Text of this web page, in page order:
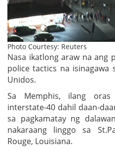
Photo Courtesy: Reuters
Nasa ikatlong araw na ang
police tactics na isinagawa
Unidos.
Sa Memphis, ilang
interstate-40 dahil daan-
sa pagkamatay ng
nakaraang linggo sa
Rouge, Louisiana.